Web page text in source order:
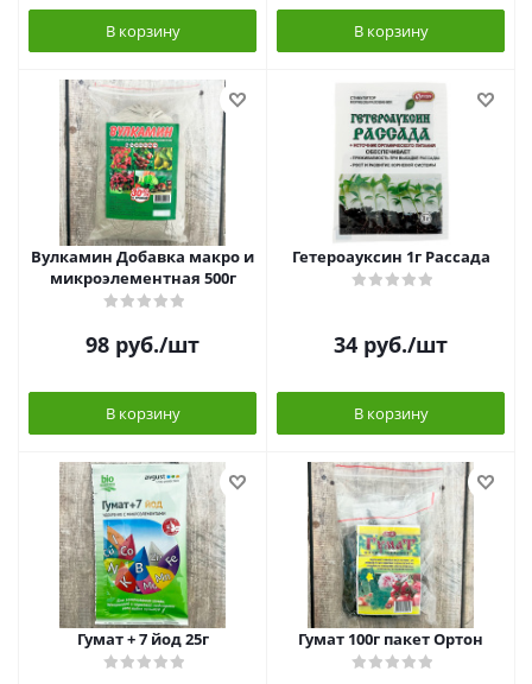
В корзину В корзину
Вулкамин Добавка макро и
микроэлементная 500г
98 руб./шт
В корзину
Гетероауксин 1г Рассада
34 руб./шт
В корзину
Гумат + 7 йод 25г Гумат 100г пакет Ортон